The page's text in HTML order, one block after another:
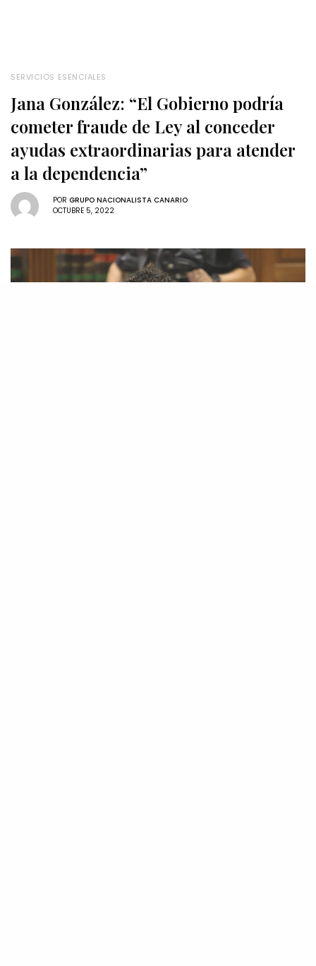
SERVICIOS ESENCIALES
Jana González: “El Gobierno podría
cometer fraude de Ley al conceder
ayudas extraordinarias para atender
a la dependencia”
POR GRUPO NACIONALISTA CANARIO
OCTUBRE 5, 2022